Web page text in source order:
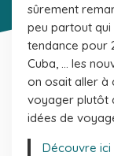
sûrement
peu partout qui
tendance pour
Cuba, ... les
on osait aller à
voyager plutôt
idées de
Découvre